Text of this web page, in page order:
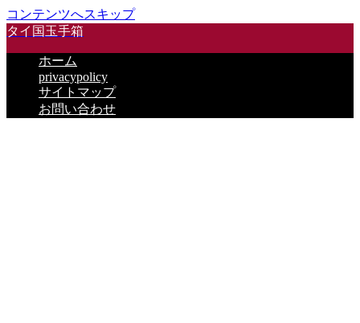
コンテンツへスキップ
タイ国玉手箱
ホーム
privacypolicy
サイトマップ
お問い合わせ